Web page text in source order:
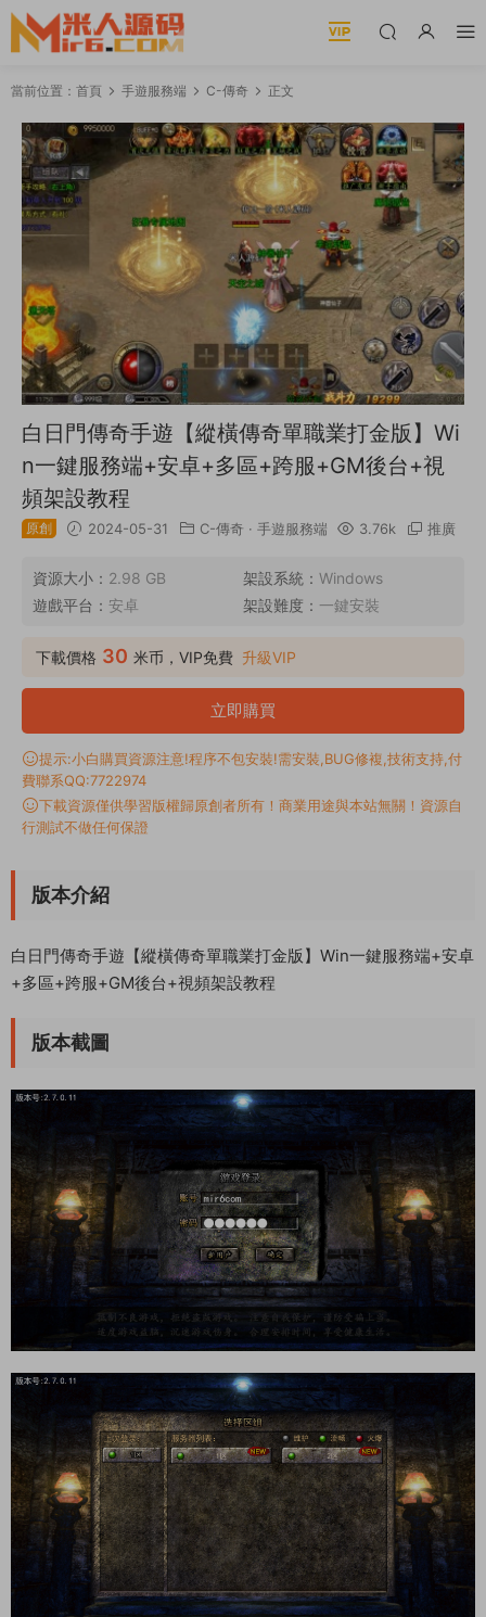
當前位置： 首頁 手遊服務端 C-傳奇 正文
白日門傳奇手遊【縱橫傳奇單職業打金版】Wi
n一鍵服務端+安卓+多區+跨服+GM後台+視
頻架設教程
原創 2024-05-31 C-傳奇 · 手遊服務端 3.76k 推廣
資源大小： 2.98 GB 架設系統： Windows
遊戲平台： 安卓 架設難度： 一鍵安裝
下載價格 30 米币，VIP免費 升級VIP
立即購買
提示:小白購買資源注意!程序不包安裝!需安裝,BUG修複,技術支持,付
費聯系QQ:7722974
下載資源僅供學習版權歸原創者所有！商業用途與本站無關！資源自
行測試不做任何保證
版本介紹
白日門傳奇手遊【縱橫傳奇單職業打金版】Win一鍵服務端+安卓
+多區+跨服+GM後台+視頻架設教程
版本截圖